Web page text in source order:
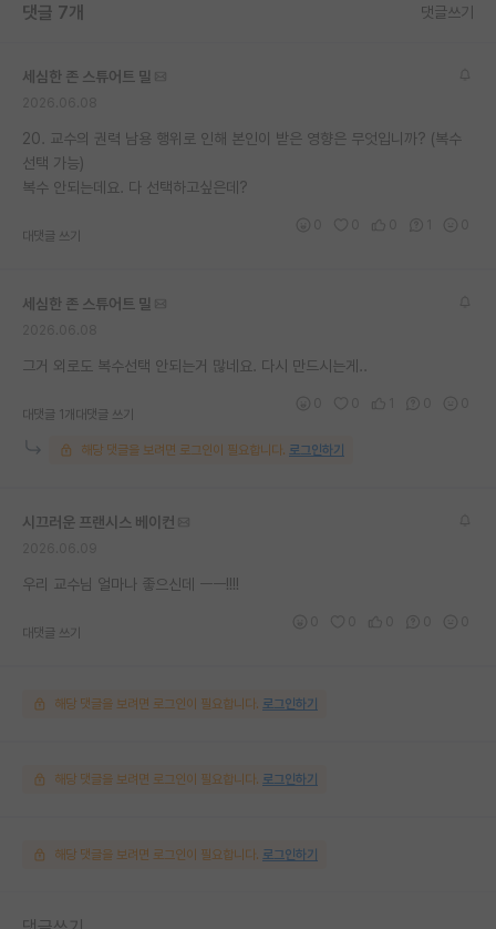
댓글 7개 댓글쓰기
세심한 존 스튜어트 밀
20. 교수의 권력 남용 행위로 인해 본인이 받은 영향은 무엇입니까? (복수
선택 가능)
복수 안되는데요. 다 선택하고싶은데?
대댓글 쓰기
세심한 존 스튜어트 밀
그거 외로도 복수선택 안되는거 많네요. 다시 만드시는게..
대댓글 1개 대댓글 쓰기
해당 댓글을 보려면 로그인이 필요합니다. 로그인하기
시끄러운 프랜시스 베이컨
우리 교수님 얼마나 좋으신데 ㅡㅡ!!!!
대댓글 쓰기
해당 댓글을 보려면 로그인이 필요합니다. 로그인하기
해당 댓글을 보려면 로그인이 필요합니다. 로그인하기
해당 댓글을 보려면 로그인이 필요합니다. 로그인하기